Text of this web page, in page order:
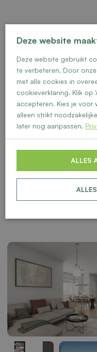
Vrije kavel
Deze website
Deze website gebruikt
te verbeteren. Door
met alle cookies in
cookieverklaring. Klik op
accepteren. Kies je voor
alleen strikt
later nog aanpassen.
ALLES